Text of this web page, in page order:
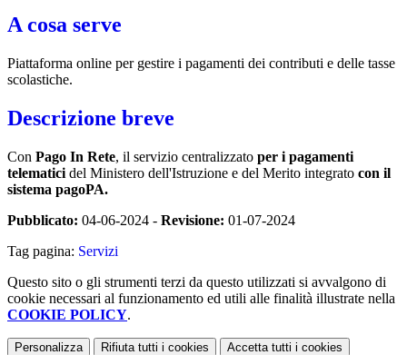
A cosa serve
Piattaforma online per gestire i pagamenti dei contributi e delle tasse
scolastiche.
Descrizione breve
Con Pago In Rete, il servizio centralizzato per i pagamenti
telematici del Ministero dell'Istruzione e del Merito integrato con il
sistema pagoPA.
Pubblicato: 04-06-2024 - Revisione: 01-07-2024
Tag pagina: Servizi
Questo sito o gli strumenti terzi da questo utilizzati si avvalgono di
cookie necessari al funzionamento ed utili alle finalità illustrate nella
COOKIE POLICY.
Personalizza Rifiuta tutti i cookies Accetta tutti i cookies